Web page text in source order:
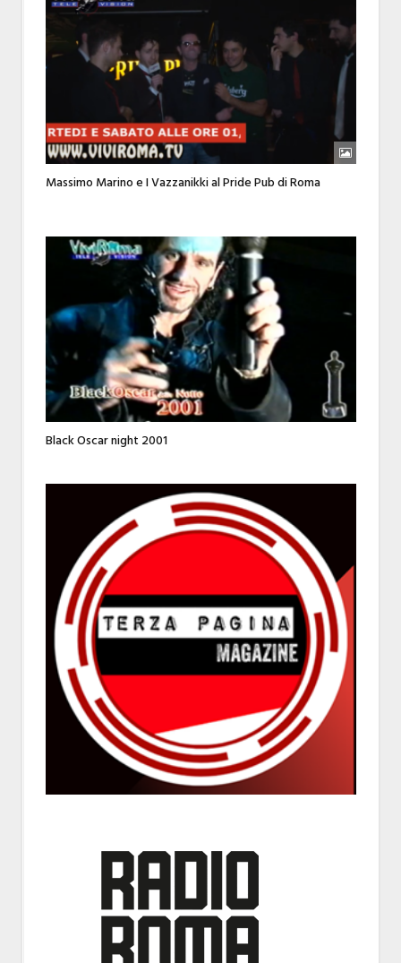
Massimo Marino e I Vazzanikki al Pride Pub di Roma
Black Oscar night 2001